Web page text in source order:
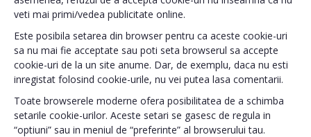
veti mai primi/vedea publicitate online.
Este posibila setarea din browser pentru ca aceste cookie-uri
sa nu mai fie acceptate sau poti seta browserul sa accepte
cookie-uri de la un site anume. Dar, de exemplu, daca nu esti
inregistat folosind cookie-urile, nu vei putea lasa comentarii.
Toate browserele moderne ofera posibilitatea de a schimba
setarile cookie-urilor. Aceste setari se gasesc de regula in
“optiuni” sau in meniul de “preferinte” al browserului tau.